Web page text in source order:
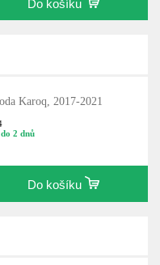
Do košíku
Karoq, 2017-2021
2 dnů
Do košíku